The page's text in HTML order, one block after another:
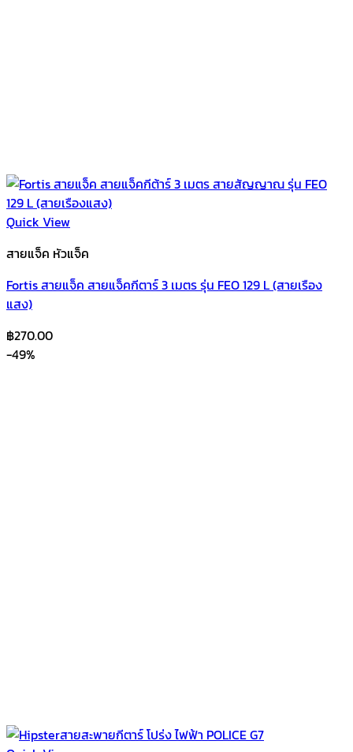
Quick View
สายแจ็ค หัวแจ็ค
Fortis สายแจ็ค สายแจ็คกีตาร์ 3 เมตร รุ่น FEO 129 L (สายเรือง
แสง)
฿270.00
-49%